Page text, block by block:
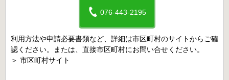
076-443-2195
利用方法や申請必要書類など、詳細は市区町村のサイトからご確
認ください。または、直接市区町村にお問い合せください。
＞ 市区町村サイト